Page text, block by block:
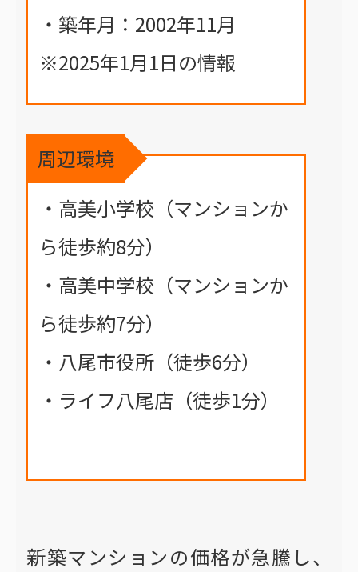
・築年月：2002年11月
※2025年1月1日の情報
周辺環境
・高美小学校（マンションか
ら徒歩約8分）
・高美中学校（マンションか
ら徒歩約7分）
・八尾市役所（徒歩6分）
・ライフ八尾店（徒歩1分）
新築マンションの価格が急騰し、